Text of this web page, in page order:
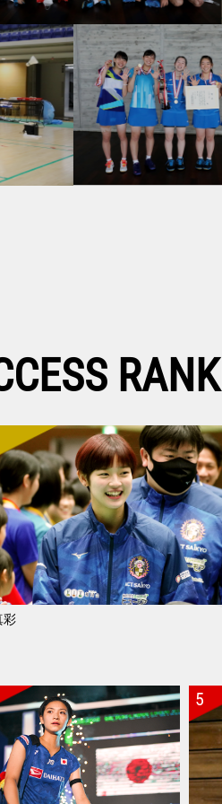
【日本ランキングサーキ
【マレーシアマスターズ
【マレーシアマスターズ
【マレーシアマスターズ
【マレーシアマスターズ
【マレーシアマスターズ
【マレーシアマスターズ
【タイオープン2026
【タイオープン2026
【タイオープン2026
【タイオープン2026
【関東大学春季リーグ
【トマス＆ユーバー杯
【トマス＆ユーバー杯
【ミズノおもてなしカップ
【ミズノおもてなしカップ
彩